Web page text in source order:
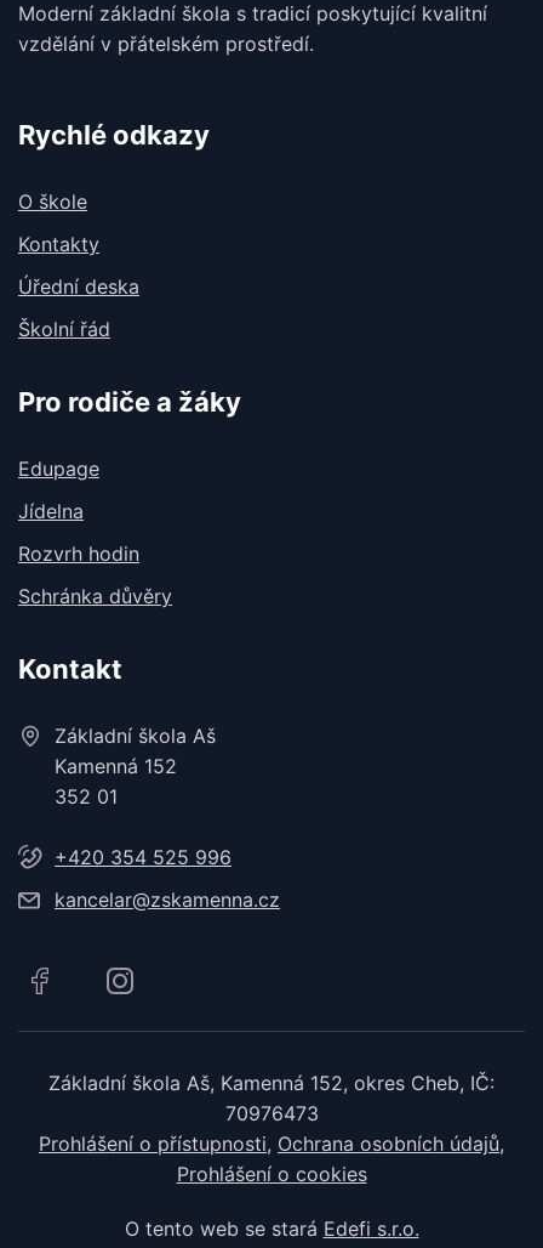
Moderní základní škola s tradicí poskytující kvalitní
vzdělání v přátelském prostředí.
Rychlé odkazy
O škole
Kontakty
Úřední deska
Školní řád
Pro rodiče a žáky
Edupage
Jídelna
Rozvrh hodin
Schránka důvěry
Kontakt
Základní škola Aš
Kamenná 152
352 01
+420 354 525 996
kancelar@zskamenna.cz
Základní škola Aš, Kamenná 152, okres Cheb, IČ:
70976473
Prohlášení o přístupnosti Ochrana osobních údajů
Prohlášení o cookies
O tento web se stará Edefi s.r.o.